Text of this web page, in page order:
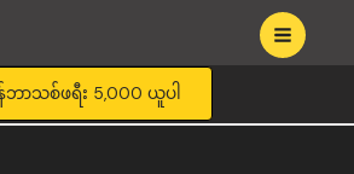
ဘာသစ်ဖရီး 5,000 ယူပါ